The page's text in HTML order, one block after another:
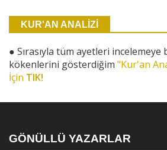
KUR'AN ANALİZİ
● Sırasıyla tüm ayetleri incelemeye
kökenlerini gösterdiğim "Kur'an
İçin TIK!
GÖNÜLLÜ YAZARLAR